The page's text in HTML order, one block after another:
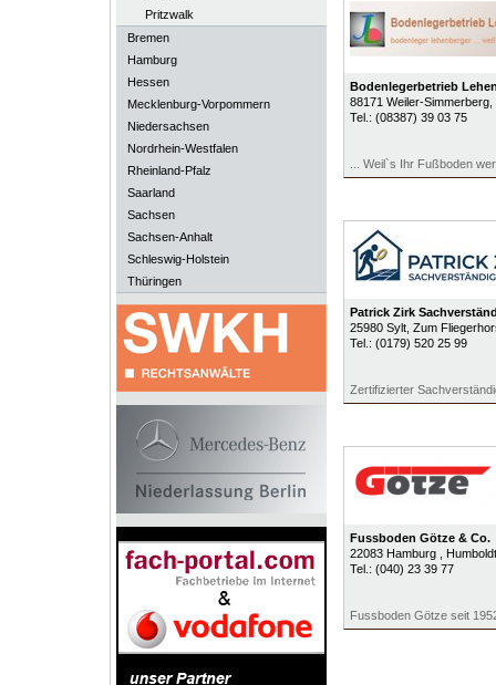
Pritzwalk
Bremen
Hamburg
Hessen
Mecklenburg-Vorpommern
Niedersachsen
Nordrhein-Westfalen
Rheinland-Pfalz
Saarland
Sachsen
Sachsen-Anhalt
Schleswig-Holstein
Thüringen
Bodenlegerbetrieb
88171 Weiler-Simmerberg,
Tel.: (08387) 39 03 75
... Weil`s Ihr Fußboden
Patrick Zirk
25980 Sylt, Zum
Tel.: (0179) 520 25 99
Zertifizierter
Fussboden Götze & Co.
22083 Hamburg
,
Tel.: (040) 23 39 77
Fussboden Götze seit